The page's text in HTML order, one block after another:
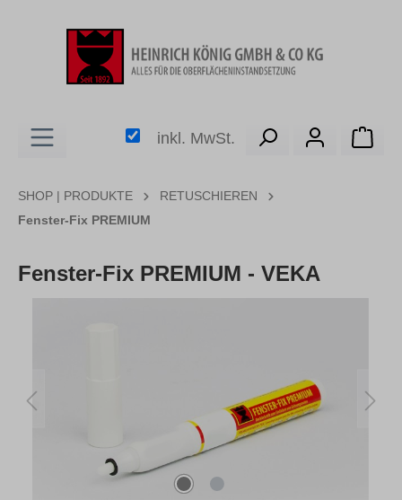
inkl. MwSt.
SHOP | PRODUKTE
RETUSCHIEREN
Fenster-Fix PREMIUM
Fenster-Fix PREMIUM - VEKA